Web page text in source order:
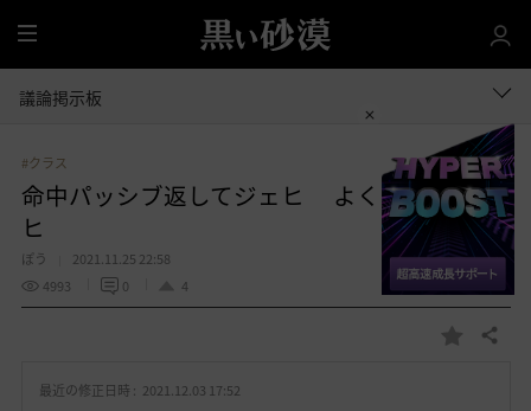
全
体
議論掲示板
#クラス
命中パッシブ返してジェヒ よくやったジェ
ヒ
ぽう
2021.11.25 22:58
4993
0 4
お 共有する
最近の修正日時 : 2021.12.03 17:52